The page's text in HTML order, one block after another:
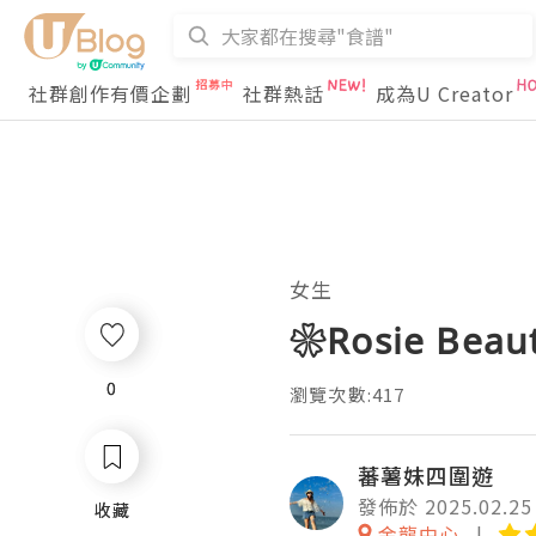
社群創作有價企劃
社群熱話 成為U Creator
0
收藏
女生
❀Rosie
瀏覽次數:417
蕃薯妹四圍遊
發佈於 2025.02.25
0
收藏